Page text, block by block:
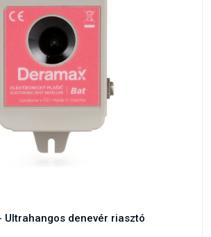
Ultrahangos denevér riasztó